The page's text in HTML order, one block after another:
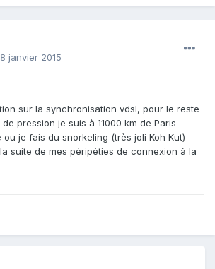
janvier 2015
sur la synchronisation vdsl, pour le reste
pression je suis à 11000 km de Paris
je fais du snorkeling (très joli Koh Kut)
suite de mes péripéties de connexion à la